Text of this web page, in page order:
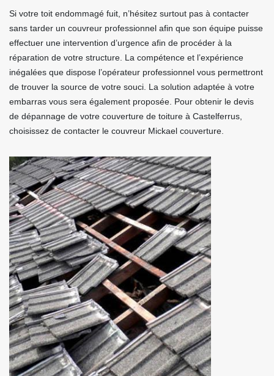
Si votre toit endommagé fuit, n’hésitez surtout pas à contacter
sans tarder un couvreur professionnel afin que son équipe puisse
effectuer une intervention d’urgence afin de procéder à la
réparation de votre structure. La compétence et l’expérience
inégalées que dispose l’opérateur professionnel vous permettront
de trouver la source de votre souci. La solution adaptée à votre
embarras vous sera également proposée. Pour obtenir le devis
de dépannage de votre couverture de toiture à Castelferrus,
choisissez de contacter le couvreur Mickael couverture.